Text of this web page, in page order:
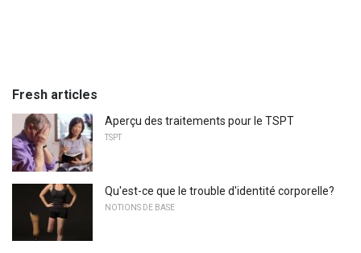
Fresh articles
Aperçu des traitements pour le TSPT
TSPT
Qu'est-ce que le trouble d'identité corporelle?
NOTIONS DE BASE